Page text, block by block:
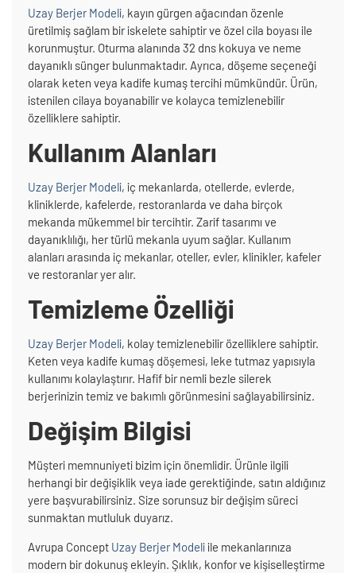
Uzay Berjer Modeli, kayın gürgen ağacından özenle
üretilmiş sağlam bir iskelete sahiptir ve özel cila boyası ile
korunmuştur. Oturma alanında 32 dns kokuya ve neme
dayanıklı sünger bulunmaktadır. Ayrıca, döşeme seçeneği
olarak keten veya kadife kumaş tercihi mümkündür. Ürün,
istenilen cilaya boyanabilir ve kolayca temizlenebilir
özelliklere sahiptir.
Kullanım Alanları
Uzay Berjer Modeli, iç mekanlarda, otellerde, evlerde,
kliniklerde, kafelerde, restoranlarda ve daha birçok
mekanda mükemmel bir tercihtir. Zarif tasarımı ve
dayanıklılığı, her türlü mekanla uyum sağlar. Kullanım
alanları arasında iç mekanlar, oteller, evler, klinikler, kafeler
ve restoranlar yer alır.
Temizleme Özelliği
Uzay Berjer Modeli, kolay temizlenebilir özelliklere sahiptir.
Keten veya kadife kumaş döşemesi, leke tutmaz yapısıyla
kullanımı kolaylaştırır. Hafif bir nemli bezle silerek
berjerinizin temiz ve bakımlı görünmesini sağlayabilirsiniz.
Değişim Bilgisi
Müşteri memnuniyeti bizim için önemlidir. Ürünle ilgili
herhangi bir değişiklik veya iade gerektiğinde, satın aldığınız
yere başvurabilirsiniz. Size sorunsuz bir değişim süreci
sunmaktan mutluluk duyarız.
Avrupa Concept Uzay Berjer Modeli ile mekanlarınıza
modern bir dokunuş ekleyin. Şıklık, konfor ve kişiselleştirme